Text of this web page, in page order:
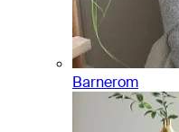
Barnerom